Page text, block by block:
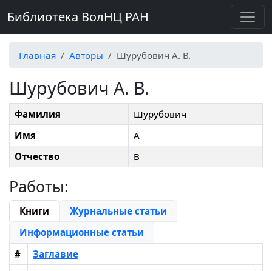
Библиотека ВолНЦ РАН
Главная Авторы Шурубович А. В.
Шурубович А. В.
Фамилия
Шурубович
Имя
А
Отчество
В
Работы:
Книги
Журнальные статьи
Информационные статьи
#
Заглавие